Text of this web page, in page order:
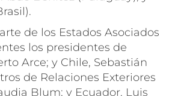
de los Estados Asociados
los presidentes de
Arce; y Chile, Sebastián
de Relaciones Exteriores
Blum; y Ecuador, Luis